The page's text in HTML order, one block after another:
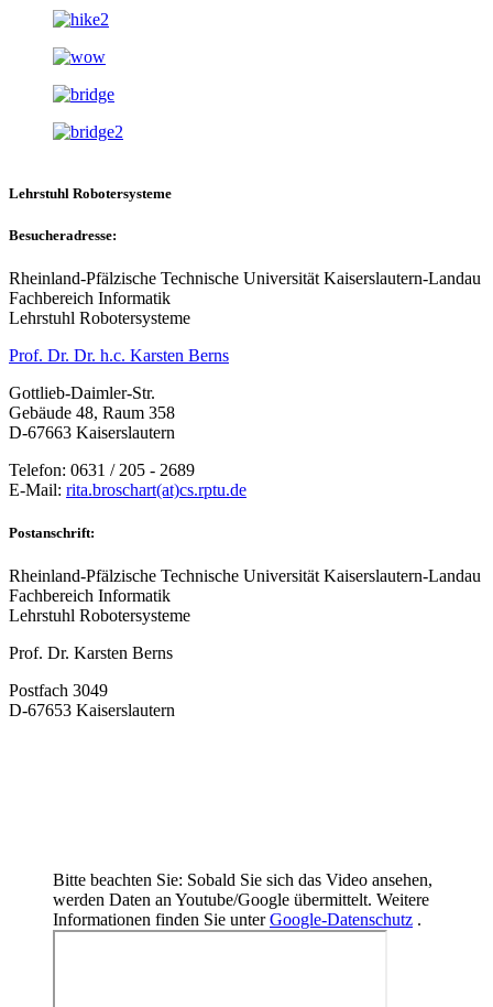
Lehrstuhl Robotersysteme
Besucheradresse:
Rheinland-Pfälzische Technische Universität Kaiserslautern-Landau
Fachbereich Informatik
Lehrstuhl Robotersysteme
Prof. Dr. Dr. h.c. Karsten Berns
Gottlieb-Daimler-Str.
Gebäude 48, Raum 358
D-67663 Kaiserslautern
Telefon: 0631 / 205 - 2689
E-Mail: rita.broschart(at)cs.rptu.de
Postanschrift:
Rheinland-Pfälzische Technische Universität Kaiserslautern-Landau
Fachbereich Informatik
Lehrstuhl Robotersysteme
Prof. Dr. Karsten Berns
Postfach 3049
D-67653 Kaiserslautern
Bitte beachten Sie: Sobald Sie sich das Video ansehen,
werden Daten an Youtube/Google übermittelt. Weitere
Informationen finden Sie unterGoogle-Datenschutz .